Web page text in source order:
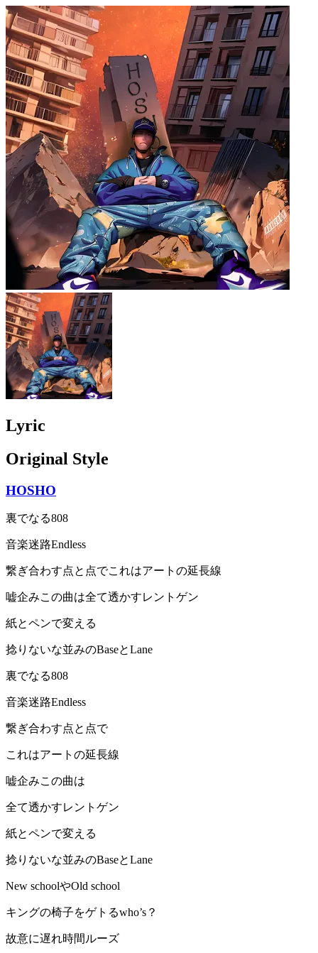
Lyric
Original Style
HOSHO
裏でなる808
音楽迷路Endless
繋ぎ合わす点と点でこれはアートの延長線
嘘企みこの曲は全て透かすレントゲン
紙とペンで変える
捻りないな並みのBaseとLane
裏でなる808
音楽迷路Endless
繋ぎ合わす点と点で
これはアートの延長線
嘘企みこの曲は
全て透かすレントゲン
紙とペンで変える
捻りないな並みのBaseとLane
New schoolやOld school
キングの椅子をゲトるwho’s？
故意に遅れ時間ルーズ